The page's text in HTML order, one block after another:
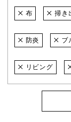
布 掃き
防炎 ブ
リビング